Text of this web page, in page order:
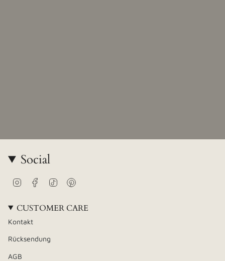
Social
InstagramFacebook
TikTok
CUSTOMER CARE
Kontakt
Rücksendung
AGB